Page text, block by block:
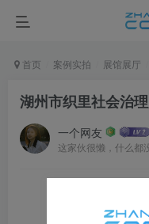
首页 案例实拍 展馆展厅
湖州市织里社会治
一个网友
这家伙很懒，什么都